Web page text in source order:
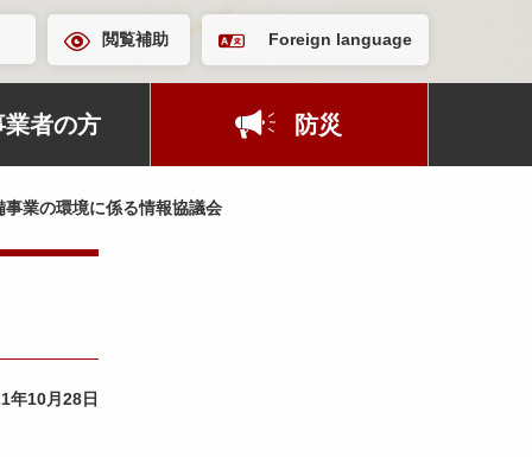
閲覧補助 Foreign language
業者の方 防災
業の環境に係る情報協議会
年10月28日